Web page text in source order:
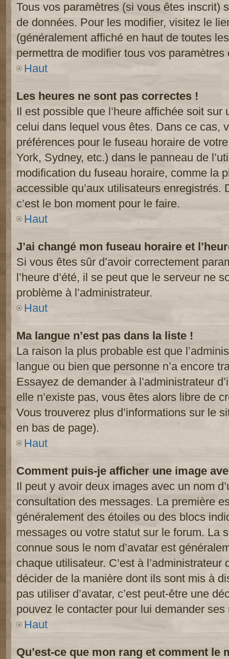
Tous vos paramètres (si vous êtes inscrit)
de données. Pour les modifier, visitez le
(généralement affiché en haut de toutes
permettra de modifier tous vos paramètres
Haut
Les heures ne sont pas correctes !
Il est possible que l’heure affichée soit
celui dans lequel vous êtes. Dans ce cas,
préférences pour le fuseau horaire de
York, Sydney, etc.) dans le panneau de
modification du fuseau horaire, comme la
accessible qu’aux utilisateurs enregistrés.
c’est le bon moment pour le faire.
Haut
J’ai changé mon fuseau horaire et
Si vous êtes sûr d’avoir correctement
l’heure d’été, il se peut que le serveur ne
problème à l’administrateur.
Haut
Ma langue n’est pas dans la liste !
La raison la plus probable est que
langue ou bien que personne n’a encore
Essayez de demander à l’administrateur
elle n’existe pas, vous êtes alors libre de
Vous trouverez plus d’informations sur le
en bas de page).
Haut
Comment puis-je afficher une image
Il peut y avoir deux images avec un nom
consultation des messages. La première
généralement des étoiles ou des blocs
messages ou votre statut sur le forum. La
connue sous le nom d’avatar est
chaque utilisateur. C’est à l’administrateur
décider de la manière dont ils sont mis à
pas utiliser d’avatar, c’est peut-être une
pouvez le contacter pour lui demander ses
Haut
Qu’est-ce que mon rang et comment le